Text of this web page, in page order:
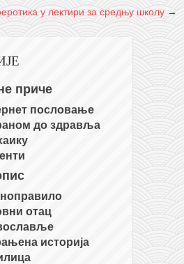
у лектири за средњу школу →
приче
пословање
до здравља
отац
историја